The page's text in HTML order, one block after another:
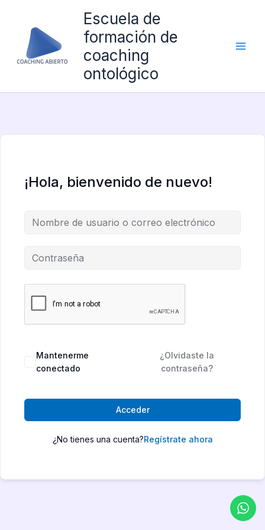
contenido
Escuela de
formación de
coaching
ontológico
¡Hola, bienvenido de nuevo!
Mantenerme
conectado
¿Olvidaste la
contraseña?
Acceder
¿No tienes una cuenta?Regístrate ahora